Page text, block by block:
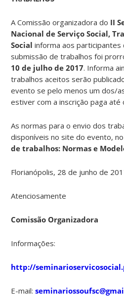
A Comissão organizadora do II
Nacional de Serviço Social,
Social informa aos participantes
submissão de trabalhos foi
10 de julho de 2017. Informa
trabalhos aceitos serão
evento se pelo menos um dos/
estiver com a inscrição paga
As normas para o envio dos
disponíveis no site do evento,
de trabalhos: Normas e
Florianópolis, 28 de junho de
Atenciosamente
Comissão Organizadora
Informações:
http://
E-mail: